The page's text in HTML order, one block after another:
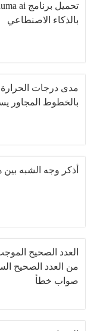
بالذكاء الاصنطاعي
مدی درجات الحرارة
بالخطوط المجاور
أذكر وجه الشبه بين
العدد الصحيح
من العدد الصحيح
صواب خطأ